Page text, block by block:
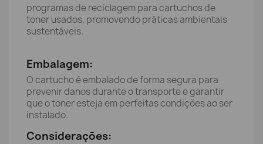
programas de reciclagem para cartuchos de
toner usados, promovendo práticas ambientais
sustentáveis.
Embalagem:
O cartucho é embalado de forma segura para
prevenir danos durante o transporte e garantir
que o toner esteja em perfeitas condições ao ser
instalado.
Considerações: